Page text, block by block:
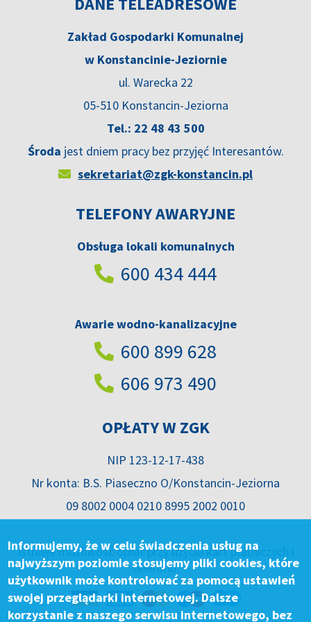
Informujemy, że w celu świadczenia usług na
najwyższym poziomie stosujemy pliki cookies, które
użytkownik może kontrolować za pomocą ustawień
swojej przeglądarki internetowej. Dalsze
korzystanie z naszego serwisu internetowego, bez
Zakład Gospodarki Komunalnej
w Konstancinie-Jeziornie
ul. Warecka 22
05-510 Konstancin-Jeziorna
Tel.: 22 48 43 500
Środa jest dniem pracy bez przyjęć Interesantów.
sekretariat@zgk-konstancin.pl
TELEFONY AWARYJNE
Obsługa lokali komunalnych
600 434 444
Awarie wodno-kanalizacyjne
600 899 628
606 973 490
OPŁATY W ZGK
NIP 123-12-17-438
Nr konta: B.S. Piaseczno O/Konstancin-Jeziorna
09 8002 0004 0210 8995 2002 0010
Istnieje możliwość opłat przy użyciu kart płatniczych i
telefonu.